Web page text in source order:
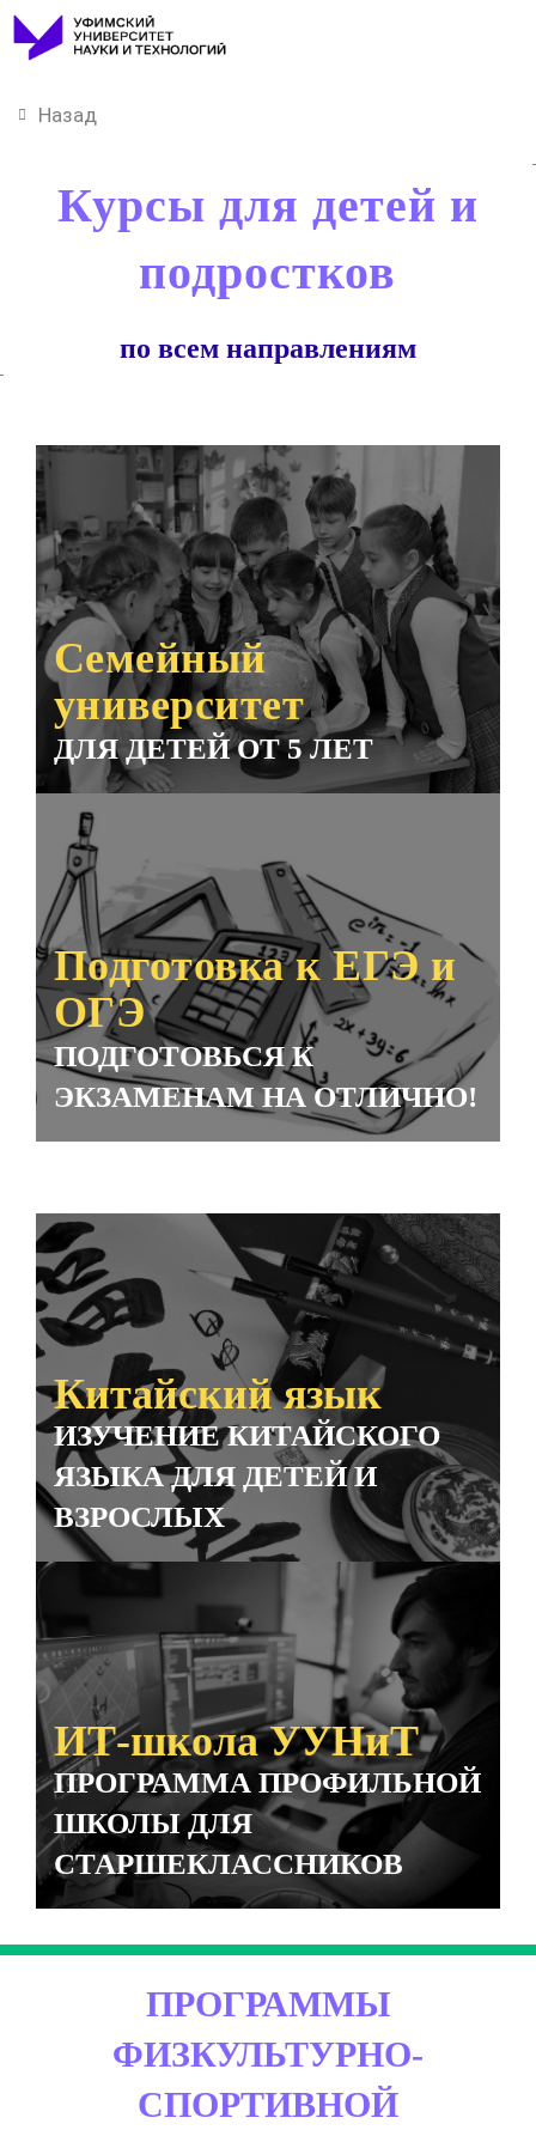
Назад
Курсы для детей и
подростков
по всем направлениям
Семейный
университет
ДЛЯ ДЕТЕЙ ОТ 5 ЛЕТ
Подготовка к ЕГЭ и
ОГЭ
ПОДГОТОВЬСЯ К
ЭКЗАМЕНАМ НА ОТЛИЧНО!
Китайский язык
ИЗУЧЕНИЕ КИТАЙСКОГО
ЯЗЫКА ДЛЯ ДЕТЕЙ И
ВЗРОСЛЫХ
ИТ-школа УУНиТ
ПРОГРАММА ПРОФИЛЬНОЙ
ШКОЛЫ ДЛЯ
СТАРШЕКЛАССНИКОВ
ПРОГРАММЫ
ФИЗКУЛЬТУРНО-
СПОРТИВНОЙ